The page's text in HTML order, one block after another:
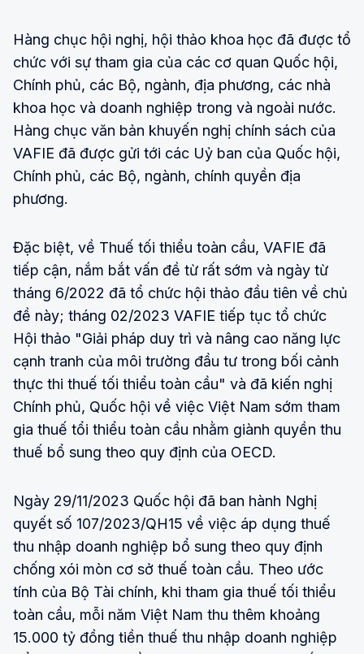
Hàng chục hội nghị, hội thảo khoa học đã được tổ
chức với sự tham gia của các cơ quan Quốc hội,
Chính phủ, các Bộ, ngành, địa phương, các nhà
khoa học và doanh nghiệp trong và ngoài nước.
Hàng chục văn bản khuyến nghị chính sách của
VAFIE đã được gửi tới các Uỷ ban của Quốc hội,
Chính phủ, các Bộ, ngành, chính quyền địa
phương.
Đặc biệt, về Thuế tối thiểu toàn cầu, VAFIE đã
tiếp cận, nắm bắt vấn đề từ rất sớm và ngày từ
tháng 6/2022 đã tổ chức hội thảo đầu tiên về chủ
đề này; tháng 02/2023 VAFIE tiếp tục tổ chức
Hội thảo "Giải pháp duy trì và nâng cao năng lực
cạnh tranh của môi trường đầu tư trong bối cảnh
thực thi thuế tối thiểu toàn cầu" và đã kiến nghị
Chính phủ, Quốc hội về việc Việt Nam sớm tham
gia thuế tổi thiểu toàn cầu nhằm giành quyền thu
thuế bổ sung theo quy định của OECD.
Ngày 29/11/2023 Quốc hội đã ban hành Nghị
quyết số 107/2023/QH15 về việc áp dụng thuế
thu nhập doanh nghiệp bổ sung theo quy định
chống xói mòn cơ sở thuế toàn cầu. Theo ước
tính của Bộ Tài chính, khi tham gia thuế tối thiểu
toàn cầu, mỗi năm Việt Nam thu thêm khoảng
15.000 tỷ đồng tiền thuế thu nhập doanh nghiệp